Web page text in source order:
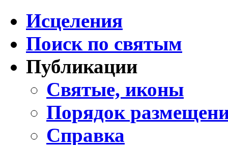
Исцеления
Поиск по святым
Публикации
Святые, иконы
Порядок
Справка